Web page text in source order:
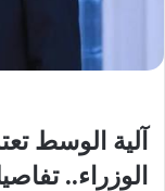
آلية الوسط
الوزراء..